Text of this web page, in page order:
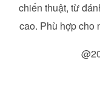
chiến thuật, từ
cao. Phù hợp cho